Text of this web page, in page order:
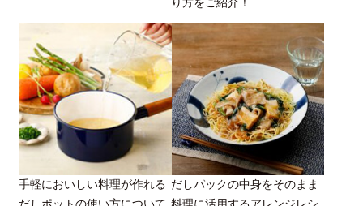
り方をご紹介！
手軽においしい料理が作れる だしパックの中身をそのまま